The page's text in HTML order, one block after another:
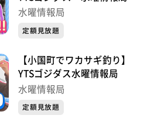
水曜情報局
定額見放題
【小国町でワカサギ釣り】
YTSゴジダス水曜情報局
水曜情報局
定額見放題